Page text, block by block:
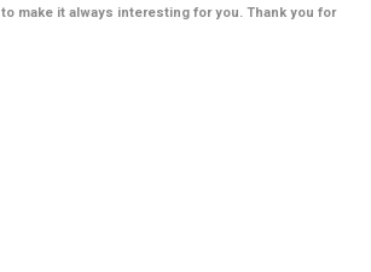
make it always interesting for you. Thank you for